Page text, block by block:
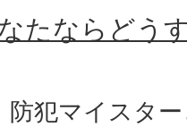
たならどう
防犯マイスタ